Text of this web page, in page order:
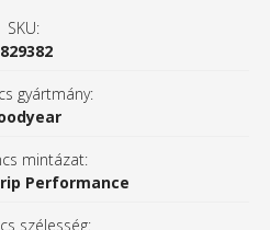
SKU:
gyártmány:
mintázat:
Performance
szélesség: